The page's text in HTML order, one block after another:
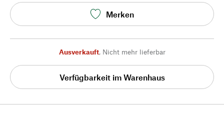
Merken
Ausverkauft, Nicht mehr lieferbar
Verfügbarkeit im Warenhaus